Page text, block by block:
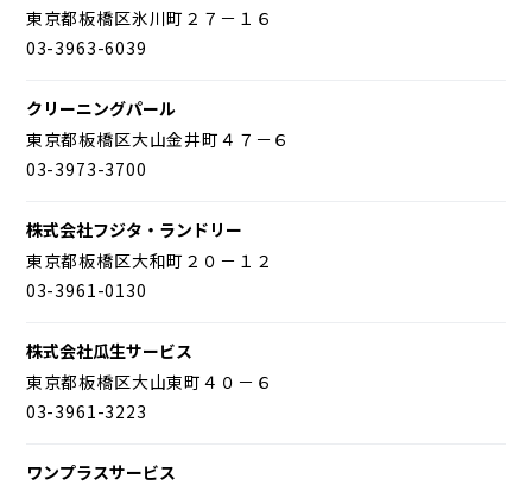
東京都板橋区氷川町２７－１６
03-3963-6039
クリーニングパール
東京都板橋区大山金井町４７－６
03-3973-3700
株式会社フジタ・ランドリー
東京都板橋区大和町２０－１２
03-3961-0130
株式会社瓜生サービス
東京都板橋区大山東町４０－６
03-3961-3223
ワンプラスサービス